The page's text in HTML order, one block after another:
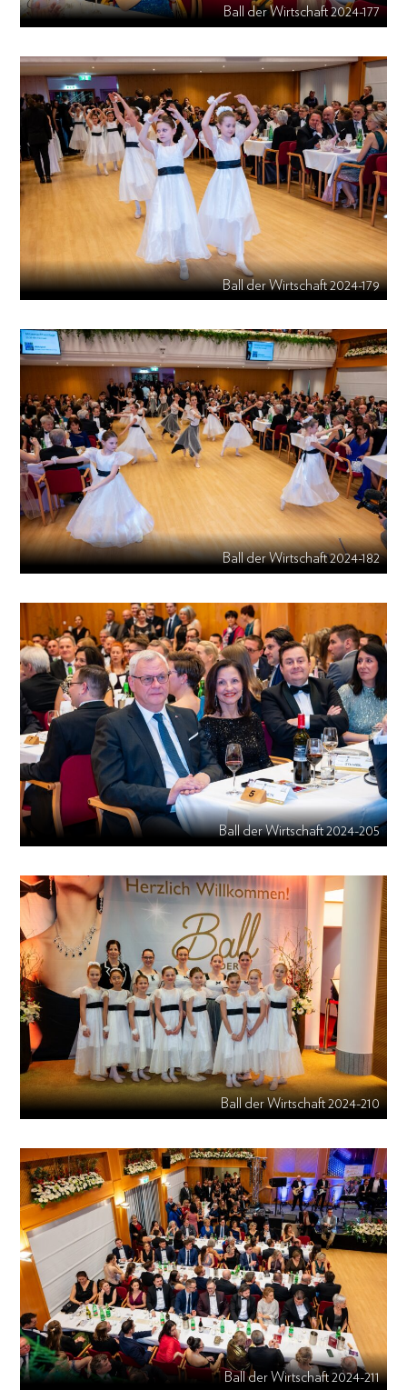
Ball der Wirtschaft 2024-177
Ball der Wirtschaft 2024-179
Ball der Wirtschaft 2024-182
Ball der Wirtschaft 2024-205
Ball der Wirtschaft 2024-210
Ball der Wirtschaft 2024-211